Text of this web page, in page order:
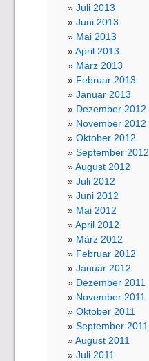
Juli 2013
Juni 2013
Mai 2013
April 2013
März 2013
Februar 2013
Januar 2013
Dezember 2012
November 2012
Oktober 2012
September 2012
August 2012
Juli 2012
Juni 2012
Mai 2012
April 2012
März 2012
Februar 2012
Januar 2012
Dezember 2011
November 2011
Oktober 2011
September 2011
August 2011
Juli 2011